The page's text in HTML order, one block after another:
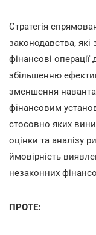
Стратегія
законодавства, які
фінансові
збільшенню
зменшення
фінансовим
стосовно яких
оцінки та аналізу
ймовірність
незаконних
ПРОТЕ: